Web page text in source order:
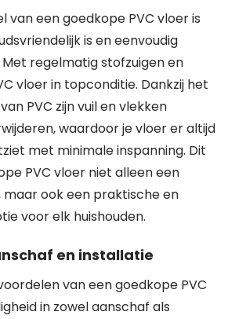
van een goedkope PVC vloer is
is en eenvoudig
regelmatig stofzuigen en
vloer in topconditie. Dankzij het
PVC zijn vuil en vlekken
waardoor je vloer er altijd
met minimale inspanning. Dit
PVC vloer niet alleen een
ook een praktische en
voor elk huishouden.
en installatie
van een goedkope PVC
in zowel aanschaf als